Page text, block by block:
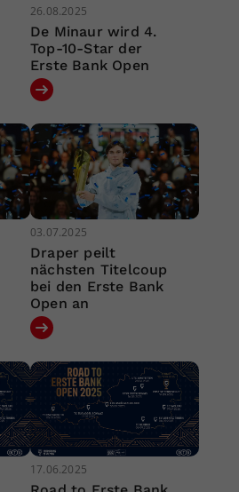
26.08.2025
De Minaur wird 4.
Top-10-Star der
Erste Bank Open
03.07.2025
Draper peilt
nächsten Titelcoup
bei den Erste Bank
Open an
17.06.2025